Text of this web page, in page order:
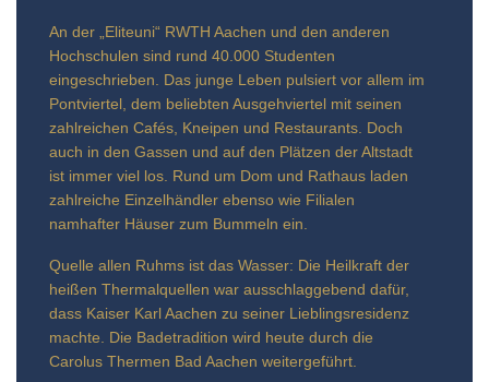
An der „Eliteuni“ RWTH Aachen und den anderen
Hochschulen sind rund 40.000 Studenten
eingeschrieben. Das junge Leben pulsiert vor allem im
Pontviertel, dem beliebten Ausgehviertel mit seinen
zahlreichen Cafés, Kneipen und Restaurants. Doch
auch in den Gassen und auf den Plätzen der Altstadt
ist immer viel los. Rund um Dom und Rathaus laden
zahlreiche Einzelhändler ebenso wie Filialen
namhafter Häuser zum Bummeln ein.
Quelle allen Ruhms ist das Wasser: Die Heilkraft der
heißen Thermalquellen war ausschlaggebend dafür,
dass Kaiser Karl Aachen zu seiner Lieblingsresidenz
machte. Die Badetradition wird heute durch die
Carolus Thermen Bad Aachen weitergeführt.